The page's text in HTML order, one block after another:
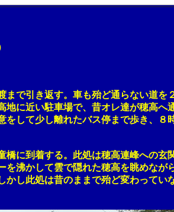
き返す。車も殆ど通らない道を２
い駐車場で、昔オレ達が穂高へ通
少し離れたバス停まで歩き、８時
着する。此処は穂高連峰への玄関
して雲で隠れた穂高を眺めながら
此処は昔のままで殆ど変わってい